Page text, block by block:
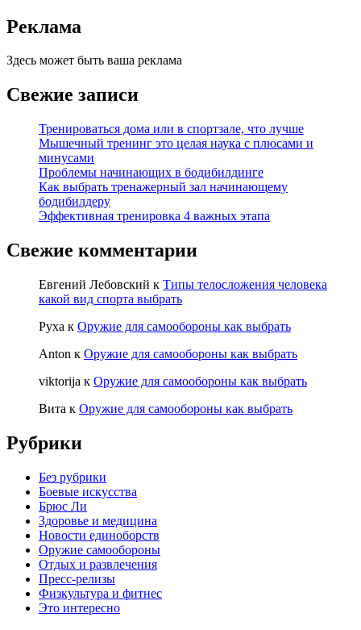
Реклама
Здесь может быть ваша реклама
Свежие записи
Тренироваться дома или в спортзале, что лучше
Мышечный тренинг это целая наука с плюсами и
минусами
Проблемы начинающих в бодибилдинге
Как выбрать тренажерный зал начинающему
бодибилдеру
Эффективная тренировка 4 важных этапа
Свежие комментарии
Евгений Лебовский к Типы телосложения человека
какой вид спорта выбрать
Руха к Оружие для самообороны как выбрать
Anton к Оружие для самообороны как выбрать
viktorija к Оружие для самообороны как выбрать
Вита к Оружие для самообороны как выбрать
Рубрики
Без рубрики
Боевые искусства
Брюс Ли
Здоровье и медицина
Новости единоборств
Оружие самообороны
Отдых и развлечения
Пресс-релизы
Физкультура и фитнес
Это интересно